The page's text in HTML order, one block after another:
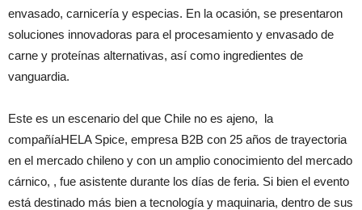
envasado, carnicería y especias. En la ocasión, se presentaron
soluciones innovadoras para el procesamiento y envasado de
carne y proteínas alternativas, así como ingredientes de
vanguardia.
Este es un escenario del que Chile no es ajeno, la
compañíaHELA Spice, empresa B2B con 25 años de trayectoria
en el mercado chileno y con un amplio conocimiento del mercado
cárnico, , fue asistente durante los días de feria. Si bien el evento
está destinado más bien a tecnología y maquinaria, dentro de sus